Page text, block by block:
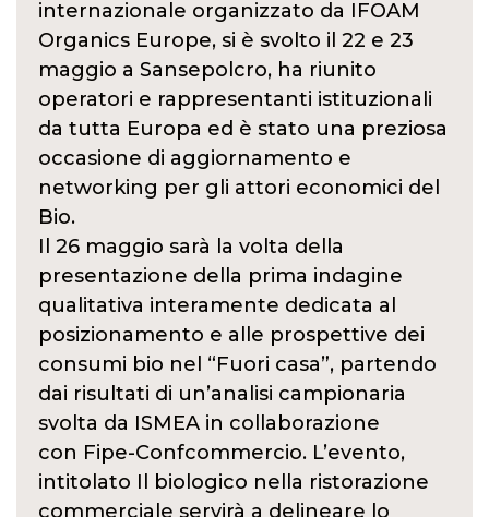
internazionale organizzato da IFOAM
Organics Europe, si è svolto il 22 e 23
maggio a Sansepolcro, ha riunito
operatori e rappresentanti istituzionali
da tutta Europa ed è stato una preziosa
occasione di aggiornamento e
networking per gli attori economici del
Bio.
Il 26 maggio sarà la volta della
presentazione della prima indagine
qualitativa interamente dedicata al
posizionamento e alle prospettive dei
consumi bio nel “Fuori casa”, partendo
dai risultati di un’analisi campionaria
svolta da ISMEA in collaborazione
con Fipe-Confcommercio. L’evento,
intitolato Il biologico nella ristorazione
commerciale servirà a delineare lo